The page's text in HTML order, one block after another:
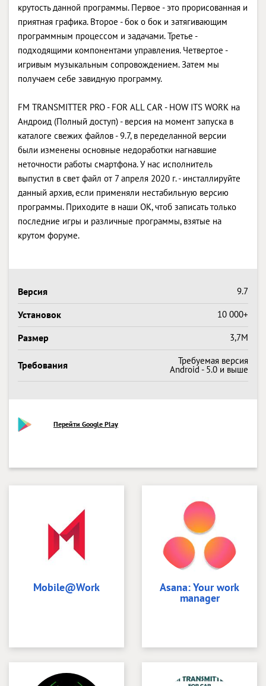
крутость данной программы. Первое - это прорисованная и
приятная графика. Второе - бок о бок и затягивающим
программным процессом и задачами. Третье -
подходящими компонентами управления. Четвертое -
игривым музыкальным сопровождением. Затем мы
получаем себе завидную программу.
FM TRANSMITTER PRO - FOR ALL CAR - HOW ITS WORK на
Андроид (Полный доступ) - версия на момент запуска в
каталоге свежих файлов - 9.7, в переделанной версии
были изменены основные недоработки нагнавшие
неточности работы смартфона. У нас исполнитель
выпустил в свет файл от 7 апреля 2020 г. - инсталлируйте
данный архив, если применяли нестабильную версию
программы. Приходите в наши OK, чтоб записать только
последние игры и различные программы, взятые на
крутом форуме.
Версия 9.7
Установок 10 000+
Размер 3,7M
Требования Требуемая версия
Android - 5.0 и выше
Перейти Google Play
Mobile@Work Asana: Your work
manager